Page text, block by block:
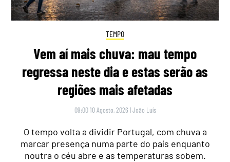
TEMPO
Vem aí mais chuva: mau tempo
regressa neste dia e estas serão as
regiões mais afetadas
09:00 10 Agosto, 2026 |João Luís
O tempo volta a dividir Portugal, com chuva a
marcar presença numa parte do país enquanto
noutra o céu abre e as temperaturas sobem.